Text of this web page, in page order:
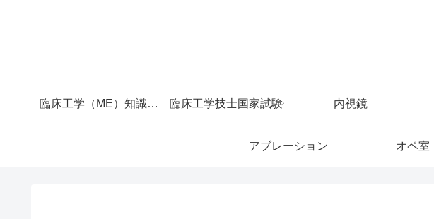
臨床工学（ME）知識マップ｜サイト全体の目次 臨床工学技士国家試験 内視鏡
アブレーション オペ室